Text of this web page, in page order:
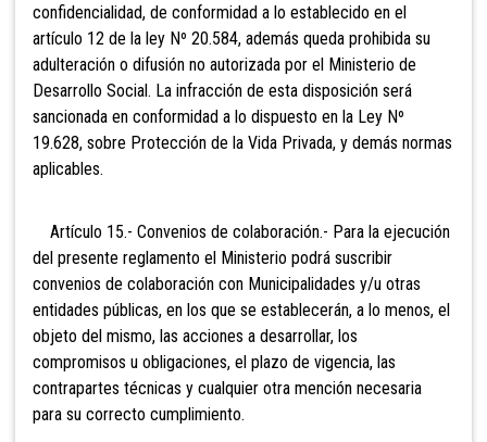
confidencialidad, de conformidad a lo establecido en el
artículo 12 de la ley Nº 20.584, además queda prohibida su
adulteración o difusión no autorizada por el Ministerio de
Desarrollo Social. La infracción de esta disposición será
sancionada en conformidad a lo dispuesto en la Ley Nº
19.628, sobre Protección de la Vida Privada, y demás normas
aplicables.
Artículo 15.- Convenios de colaboración.- Para la ejecución
del presente reglamento el Ministerio podrá suscribir
convenios de colaboración con Municipalidades y/u otras
entidades públicas, en los que se establecerán, a lo menos, el
objeto del mismo, las acciones a desarrollar, los
compromisos u obligaciones, el plazo de vigencia, las
contrapartes técnicas y cualquier otra mención necesaria
para su correcto cumplimiento.